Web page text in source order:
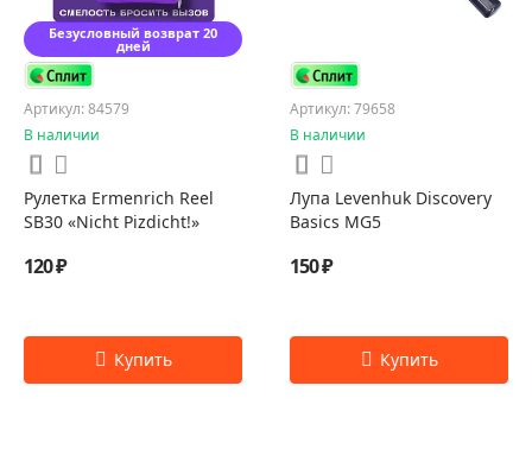
Безусловный возврат 20
дней
Артикул: 84579
В наличии
Рулетка Ermenrich Reel
SB30 «Nicht Pizdicht!»
120 ₽
Артикул: 79658
В наличии
Лупа Levenhuk Discovery
Basics MG5
150 ₽